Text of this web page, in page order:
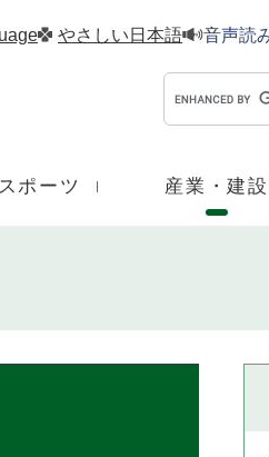
やさしい日本語 音声読
ポーツ 産業・建設